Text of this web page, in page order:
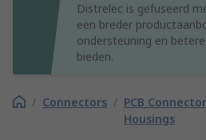
Distrelec is gefuseerd
een breder
ondersteuning en
bieden.
/ Connectors / PCB
Housings